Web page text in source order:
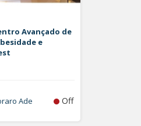
Avançado de
e
Ade Off